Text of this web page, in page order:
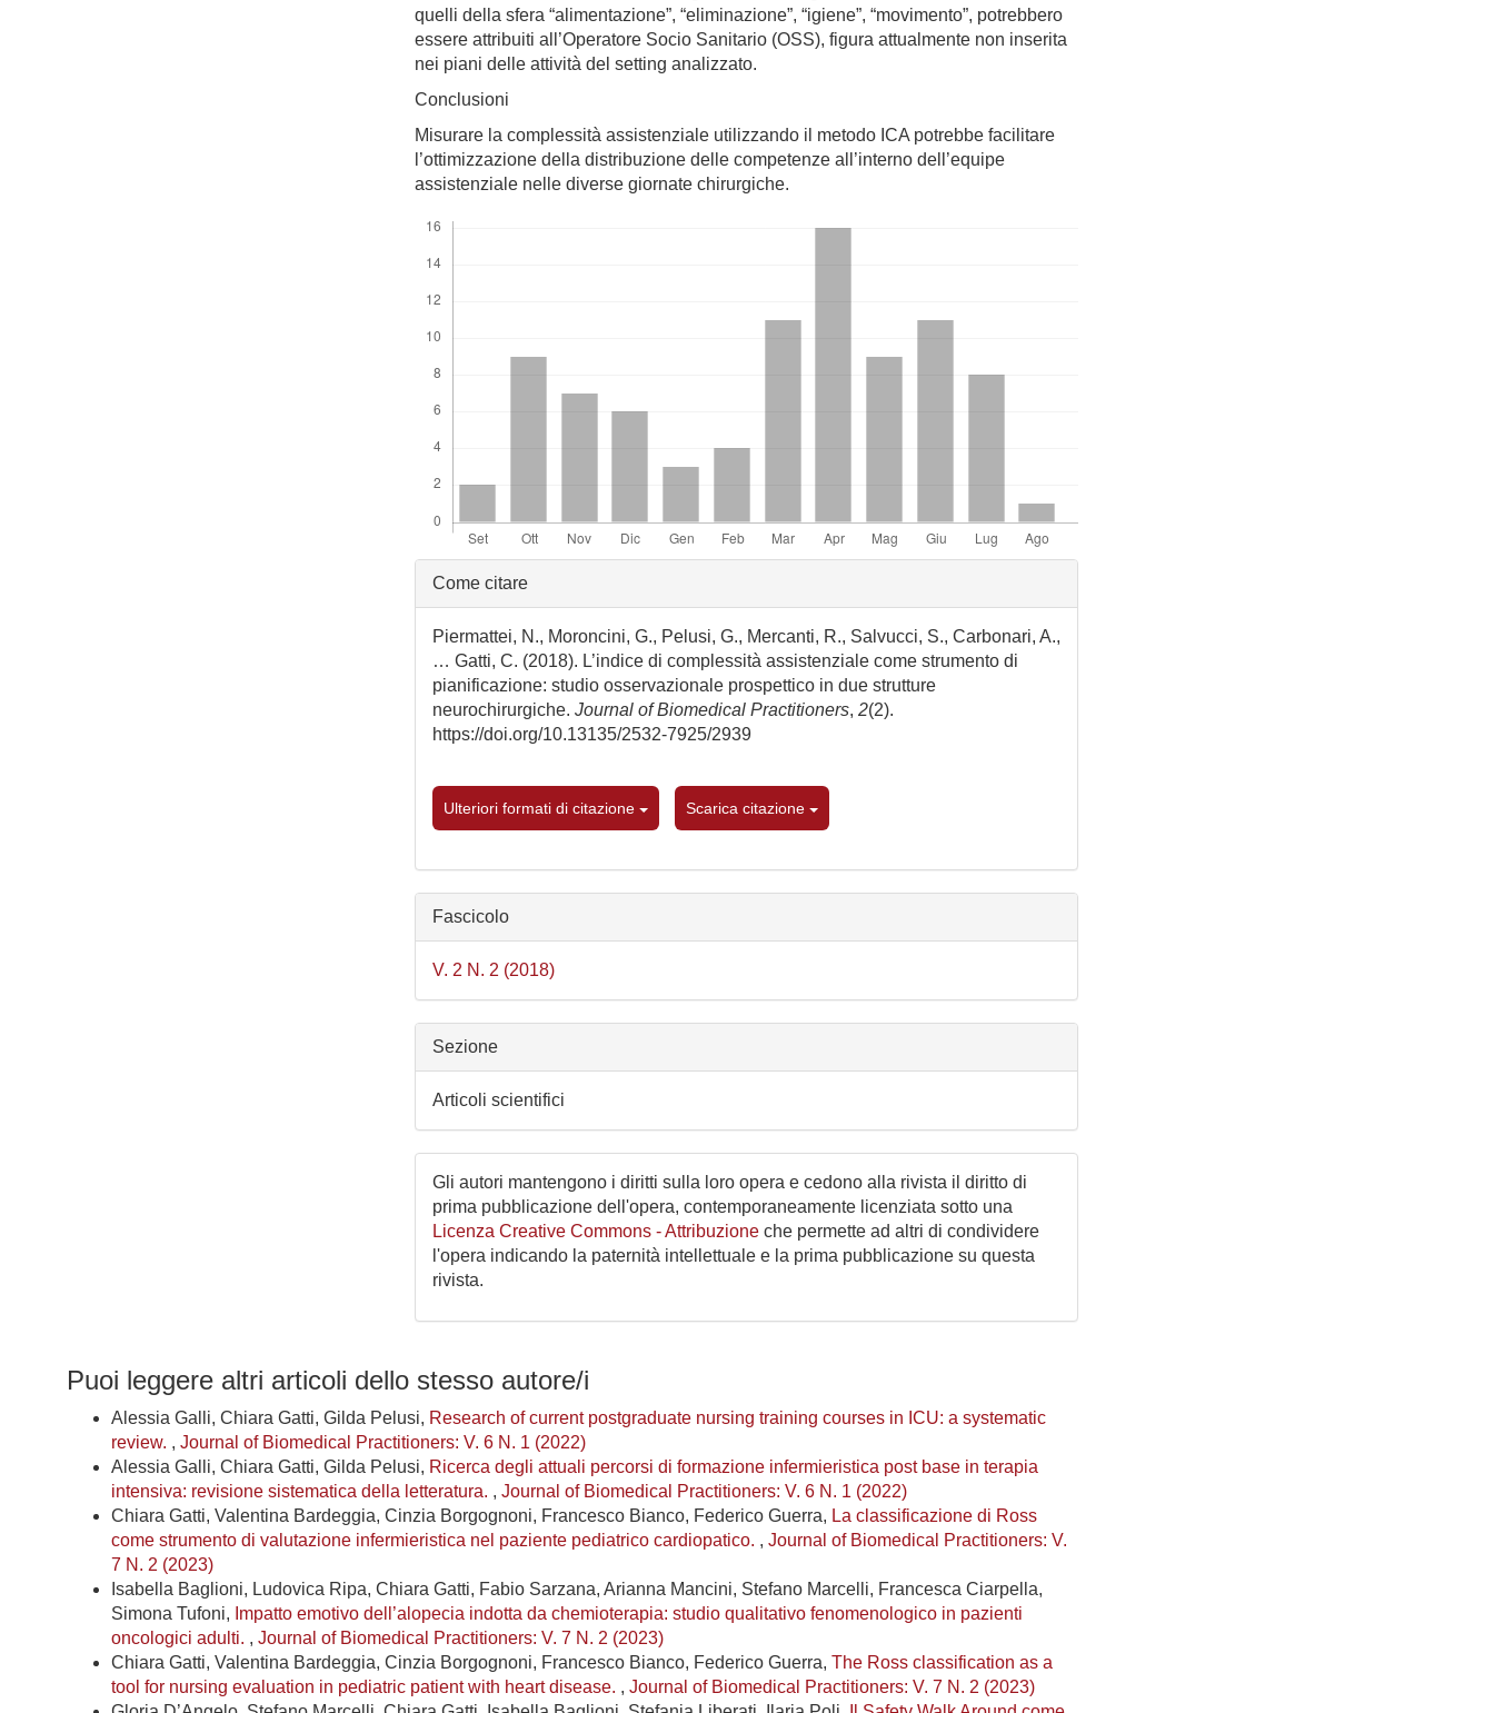
quelli della sfera “alimentazione”, “eliminazione”, “igiene”, “movimento”, potrebbero
essere attribuiti all’Operatore Socio Sanitario (OSS), figura attualmente non inserita
nei piani delle attività del setting analizzato.
Conclusioni
Misurare la complessità assistenziale utilizzando il metodo ICA potrebbe facilitare
l’ottimizzazione della distribuzione delle competenze all’interno dell’equipe
assistenziale nelle diverse giornate chirurgiche.
Dettagli
dell'articolo
Come citare
Piermattei, N., Moroncini, G., Pelusi, G., Mercanti, R., Salvucci, S., Carbonari, A.,
… Gatti, C. (2018). L’indice di complessità assistenziale come strumento di
pianificazione: studio osservazionale prospettico in due strutture
neurochirurgiche.Journal of Biomedical Practitioners,2(2).
https://doi.org/10.13135/2532-7925/2939
Ulteriori formati di citazione Scarica citazione
Fascicolo
V. 2 N. 2 (2018)
Sezione
Articoli scientifici
Gli autori mantengono i diritti sulla loro opera e cedono alla rivista il diritto di
prima pubblicazione dell'opera, contemporaneamente licenziata sotto una
Licenza Creative Commons - Attribuzione che permette ad altri di condividere
l'opera indicando la paternità intellettuale e la prima pubblicazione su questa
rivista.
Puoi leggere altri articoli dello stesso autore/i
Alessia Galli, Chiara Gatti, Gilda Pelusi, Research of current postgraduate nursing training courses in ICU: a systematic
review. , Journal of Biomedical Practitioners: V. 6 N. 1 (2022)
Alessia Galli, Chiara Gatti, Gilda Pelusi, Ricerca degli attuali percorsi di formazione infermieristica post base in terapia
intensiva: revisione sistematica della letteratura. , Journal of Biomedical Practitioners: V. 6 N. 1 (2022)
Chiara Gatti, Valentina Bardeggia, Cinzia Borgognoni, Francesco Bianco, Federico Guerra, La classificazione di Ross
come strumento di valutazione infermieristica nel paziente pediatrico cardiopatico. , Journal of Biomedical Practitioners: V.
7 N. 2 (2023)
Isabella Baglioni, Ludovica Ripa, Chiara Gatti, Fabio Sarzana, Arianna Mancini, Stefano Marcelli, Francesca Ciarpella,
Simona Tufoni, Impatto emotivo dell’alopecia indotta da chemioterapia: studio qualitativo fenomenologico in pazienti
oncologici adulti. , Journal of Biomedical Practitioners: V. 7 N. 2 (2023)
Chiara Gatti, Valentina Bardeggia, Cinzia Borgognoni, Francesco Bianco, Federico Guerra, The Ross classification as a
tool for nursing evaluation in pediatric patient with heart disease. , Journal of Biomedical Practitioners: V. 7 N. 2 (2023)